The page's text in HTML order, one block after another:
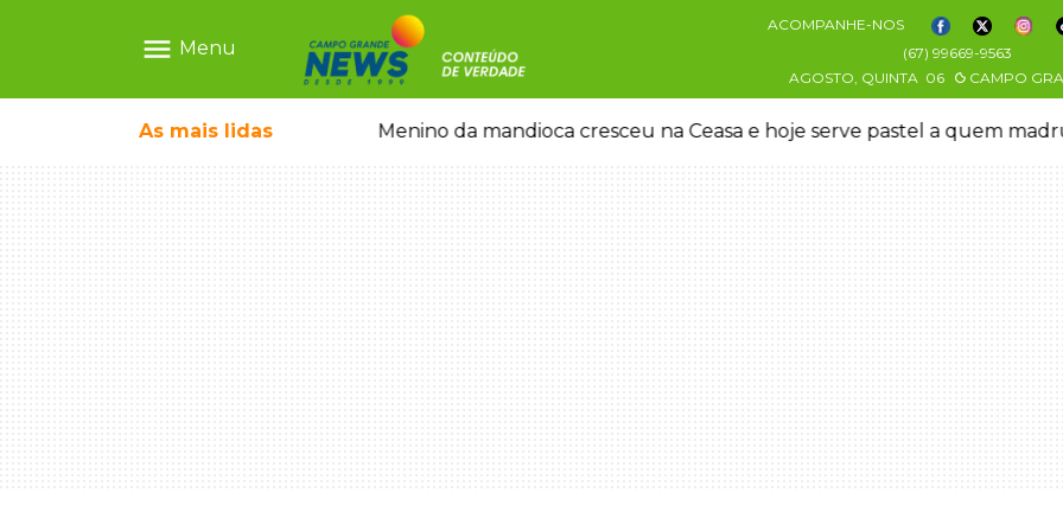
menu Menu
ACOMPANHE-NOS
(67) 99669-9563
AGOSTO, QUINTA 06 CAMPO
As mais lidas
não reconhece o filho queimado Menino da mandioca cresceu na Ceasa e hoje serve pastel a quem